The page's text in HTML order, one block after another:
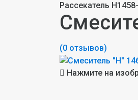
Рассекатель
(0 отзывов)
Нажмите на